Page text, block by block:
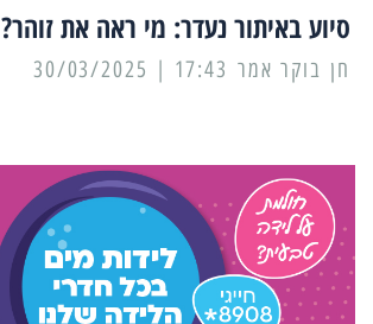
סיוע באיתור נעדר: מי ראה את זוהר?
17:43 | 30/03/2025